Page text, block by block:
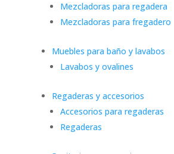
Mezcladoras para regadera
Mezcladoras para fregadero
Muebles para baño y lavabos
Lavabos y ovalines
Regaderas y accesorios
Accesorios para regaderas
Regaderas